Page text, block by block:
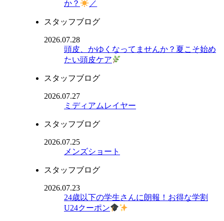
か？
／
スタッフブログ
2026.07.28
頭皮、かゆくなってませんか？夏こそ始め
たい頭皮ケア
スタッフブログ
2026.07.27
ミディアムレイヤー
スタッフブログ
2026.07.25
メンズショート
スタッフブログ
2026.07.23
24歳以下の学生さんに朗報！お得な学割
U24クーポン